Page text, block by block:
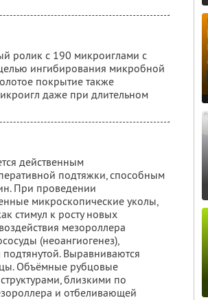
ролик с 190 микроиглами с
ингибирования микробной
покрытие также
даже при длительном
действенным
подтяжки, способным
При проведении
микроскопические уколы,
стимул к росту новых
мезороллера
(неоангиогенез),
Выравниваются
Объёмные рубцовые
близкими по
и отбеливающей